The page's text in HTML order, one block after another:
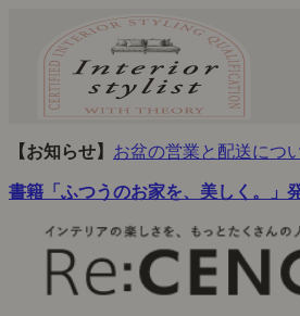
【お知らせ】 お盆の営業と配送につ
書籍「ふつうのお家を、美しく。」